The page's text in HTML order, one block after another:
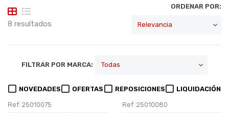
8 resultados
ORDENAR POR:
FILTRAR POR MARCA:
NOVEDADES OFERTAS REPOSICIONES LIQUIDACIÓN
Ref: 25010075 Ref: 25010080